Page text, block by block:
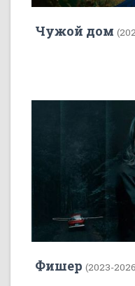
Чужой дом
Фишер (2023-